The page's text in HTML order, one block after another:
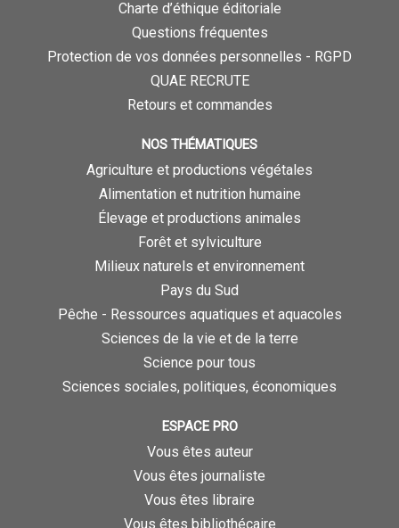
Charte d’éthique éditoriale
Questions fréquentes
Protection de vos données personnelles - RGPD
QUAE RECRUTE
Retours et commandes
NOS THÉMATIQUES
Agriculture et productions végétales
Alimentation et nutrition humaine
Élevage et productions animales
Forêt et sylviculture
Milieux naturels et environnement
Pays du Sud
Pêche - Ressources aquatiques et aquacoles
Sciences de la vie et de la terre
Science pour tous
Sciences sociales, politiques, économiques
ESPACE PRO
Vous êtes auteur
Vous êtes journaliste
Vous êtes libraire
Vous êtes bibliothécaire